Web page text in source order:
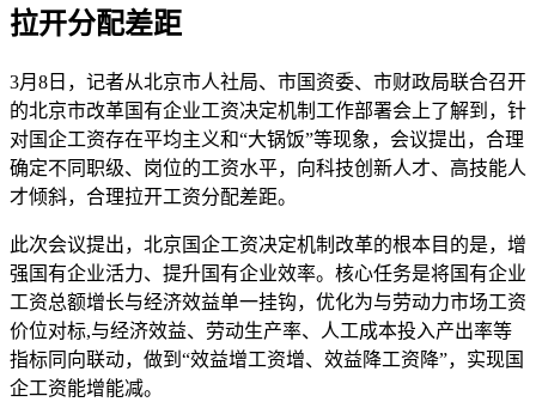
拉开分配差距
3月8日，记者从北京市人社局、市国资委、市财政局联合召开
的北京市改革国有企业工资决定机制工作部署会上了解到，针
对国企工资存在平均主义和“大锅饭”等现象，会议提出，合理
确定不同职级、岗位的工资水平，向科技创新人才、高技能人
才倾斜，合理拉开工资分配差距。
此次会议提出，北京国企工资决定机制改革的根本目的是，增
强国有企业活力、提升国有企业效率。核心任务是将国有企业
工资总额增长与经济效益单一挂钩，优化为与劳动力市场工资
价位对标,与经济效益、劳动生产率、人工成本投入产出率等
指标同向联动，做到“效益增工资增、效益降工资降”，实现国
企工资能增能减。